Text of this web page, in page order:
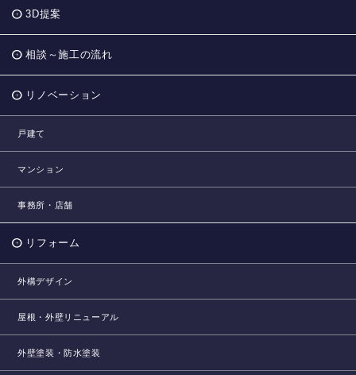
3D提案
相談～施工の流れ
リノベーション
戸建て
マンション
事務所・店舗
リフォーム
外構デザイン
屋根・外壁リニューアル
外壁塗装・防水塗装